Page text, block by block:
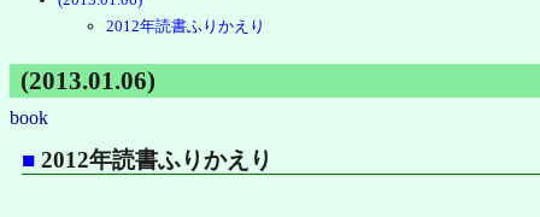
2012年読書ふりかえり
(2013.01.06)
book
■2012年読書ふりかえり